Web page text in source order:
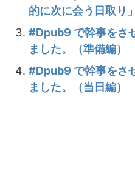
的に次に会う日取り
#Dpub9 で幹事をさ
ました。（準備編）
#Dpub9 で幹事をさ
ました。（当日編）